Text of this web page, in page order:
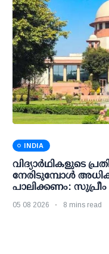
INDIA
വിദ്യാര്‍ഥികളുടെ
നേരിടുമ്പോള്‍
പാലിക്കണം:
05 08 2026 8 mins read